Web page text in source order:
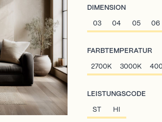
DIMENSION
03 04 05 06
FARBTEMPERATUR
2700K 3000K
LEISTUNGSCODE
ST HI